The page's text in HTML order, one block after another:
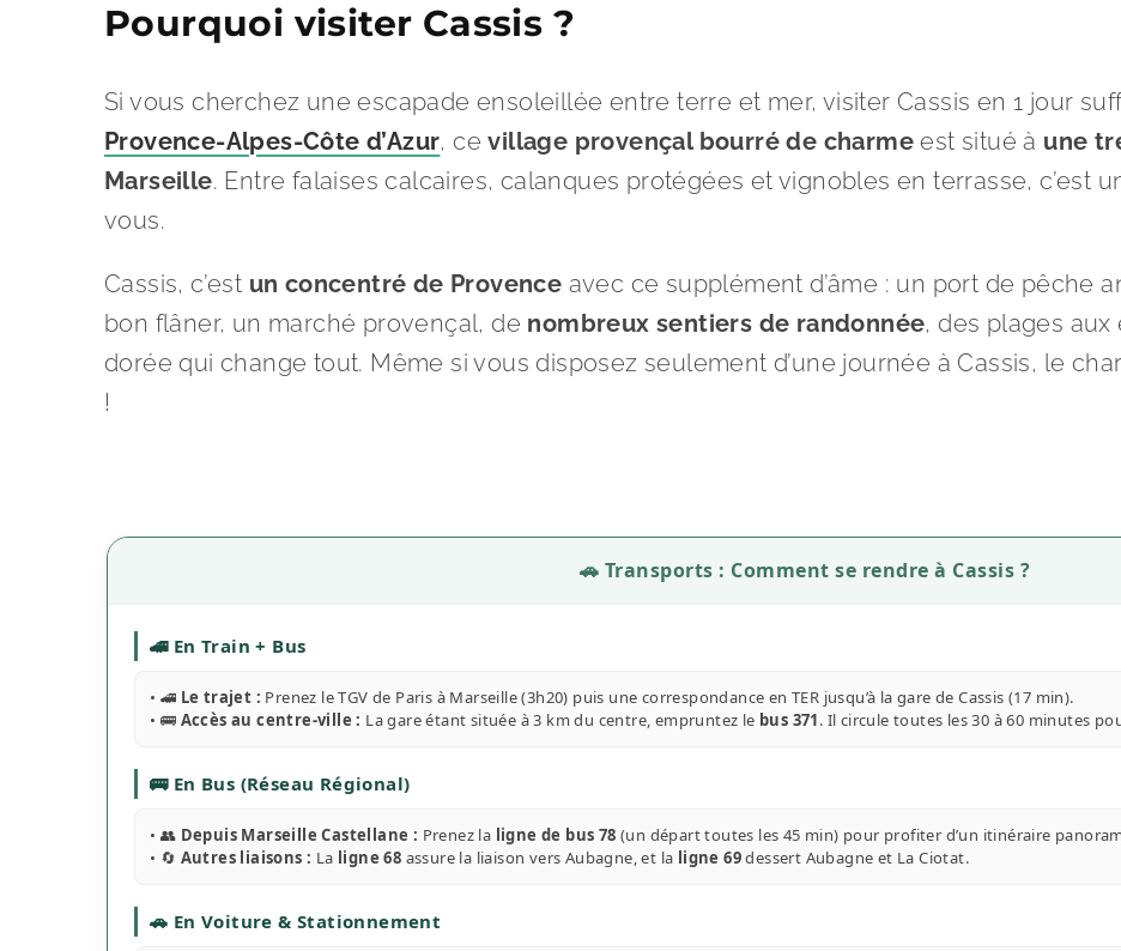
Pourquoi visiter Cassis ?
Si vous cherchez une escapade ensoleillée entre terre et mer, visiter Cassis en 1 jour
Provence-Alpes-Côte d’Azur, cevillage provençal bourré de charme est situé à une
Marseille. Entre falaises calcaires, calanques protégées et vignobles en terrasse, c’est
vous.
Cassis, c’est un concentré de Provence avec ce supplément d’âme : un port de pêche
bon flâner, un marché provençal, de nombreux sentiers de randonnée, des plages
dorée qui change tout. Même si vous disposez seulement d’une journée à Cassis, le
!
🚗 Transports : Comment se rendre à Cassis ?
🚄 En Train + Bus
• 🚄 Le trajet : Prenez le TGV de Paris à Marseille (3h20) puis une correspondance en TER jusqu’à la gare de Cassis (17 min).
• 🚌 Accès au centre-ville : La gare étant située à 3 km du centre, empruntez le bus 371. Il circule toutes les 30 à 60 minutes
🚌 En Bus (Réseau Régional)
• 👥 Depuis Marseille Castellane : Prenez la ligne de bus 78 (un départ toutes les 45 min) pour profiter d’un itinéraire
• 🔄 Autres liaisons : La ligne 68 assure la liaison vers Aubagne, et la ligne 69dessert Aubagne et La Ciotat.
🚗 En Voiture & Stationnement